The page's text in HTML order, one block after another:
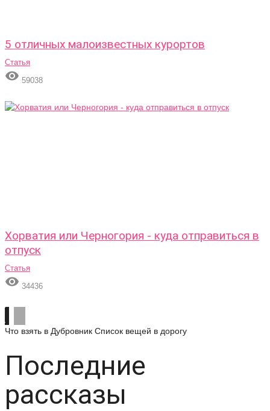
5 отличных малоизвестных курортов
Статья
 59038
Хорватия или Черногория - куда отправиться в
отпуск
Статья
 34436
Что взять в Дубровник Список вещей в дорогу
Последние
рассказы